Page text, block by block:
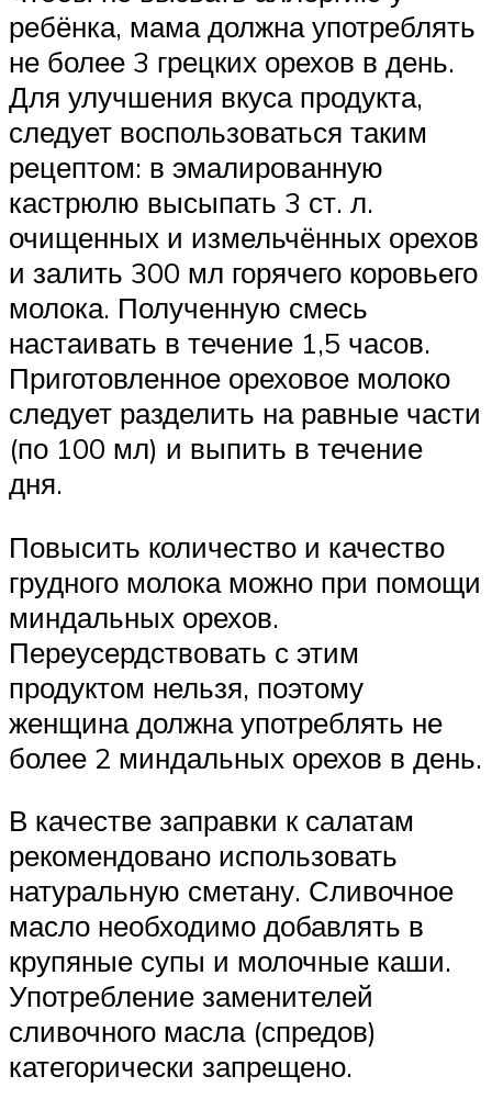
ребёнка, мама должна употреблять
не более 3 грецких орехов в день.
Для улучшения вкуса продукта,
следует воспользоваться таким
рецептом: в эмалированную
кастрюлю высыпать 3 ст. л.
очищенных и измельчённых орехов
и залить 300 мл горячего коровьего
молока. Полученную смесь
настаивать в течение 1,5 часов.
Приготовленное ореховое молоко
следует разделить на равные части
(по 100 мл) и выпить в течение
дня.
Повысить количество и качество
грудного молока можно при помощи
миндальных орехов.
Переусердствовать с этим
продуктом нельзя, поэтому
женщина должна употреблять не
более 2 миндальных орехов в день.
В качестве заправки к салатам
рекомендовано использовать
натуральную сметану. Сливочное
масло необходимо добавлять в
крупяные супы и молочные каши.
Употребление заменителей
сливочного масла (спредов)
категорически запрещено.